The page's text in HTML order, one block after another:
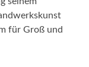
für Groß und